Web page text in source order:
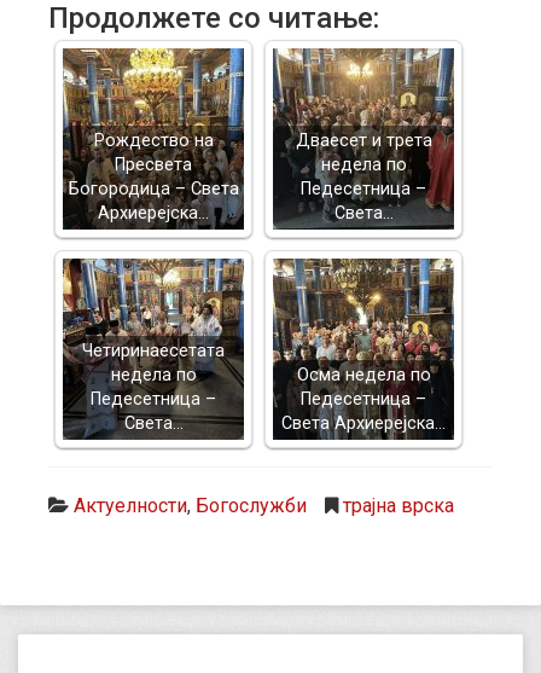
Продолжете со читање:
Рождество на
Пресвета
Богородица – Света
Архиерејска…
Дваесет и трета
недела по
Педесетница –
Света…
Четиринаесетата
недела по
Педесетница –
Света…
Осма недела по
Педесетница –
Света Архиерејска…
Актуелности, Богослужби трајна врска